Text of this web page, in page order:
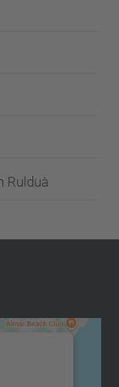
Rulduà